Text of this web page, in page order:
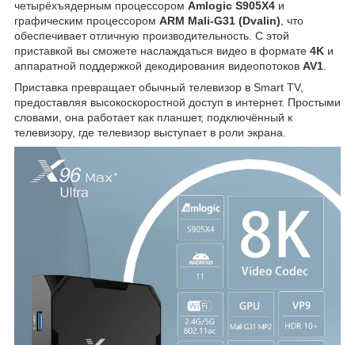
четырёхъядерным процессором Amlogic S905X4 и
графическим процессором ARM Mali-G31 (Dvalin) , что
обеспечивает отличную производительность. С этой
приставкой вы сможете наслаждаться видео в формате 4K и
аппаратной поддержкой декодирования видеопотоков AV1
Приставка превращает обычный телевизор в Smart TV,
предоставляя высокоскоростной доступ в интернет. Простыми
словами, она работает как планшет, подключённый к
телевизору, где телевизор выступает в роли экрана.